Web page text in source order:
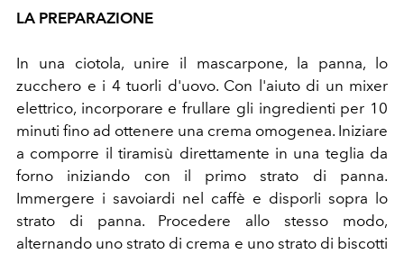
LA PREPARAZIONE
In una ciotola, unire il mascarpone, la panna, lo
zucchero e i 4 tuorli d'uovo. Con l'aiuto di un mixer
elettrico, incorporare e frullare gli ingredienti per 10
minuti fino ad ottenere una crema omogenea. Iniziare
a comporre il tiramisù direttamente in una teglia da
forno iniziando con il primo strato di panna.
Immergere i savoiardi nel caffè e disporli sopra lo
strato di panna. Procedere allo stesso modo,
alternando uno strato di crema e uno strato di biscotti